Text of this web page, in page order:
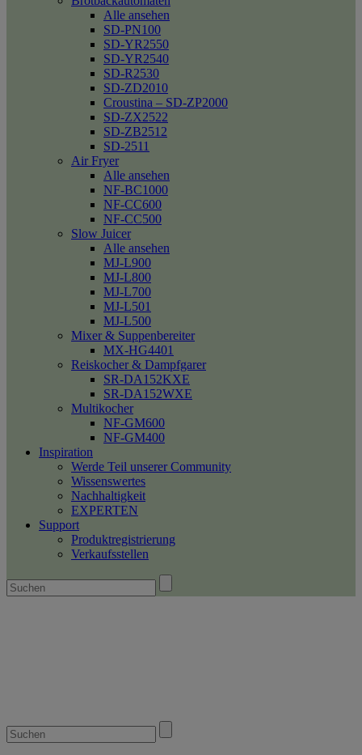
Alle ansehen
SD-PN100
SD-YR2550
SD-YR2540
SD-R2530
SD-ZD2010
Croustina – SD-ZP2000
SD-ZX2522
SD-ZB2512
SD-2511
Air Fryer
Alle ansehen
NF-BC1000
NF-CC600
NF-CC500
Slow Juicer
Alle ansehen
MJ-L900
MJ-L800
MJ-L700
MJ-L501
MJ-L500
Mixer & Suppenbereiter
MX-HG4401
Reiskocher & Dampfgarer
SR-DA152KXE
SR-DA152WXE
Multikocher
NF-GM600
NF-GM400
Inspiration
Werde Teil unserer Community
Wissenswertes
Nachhaltigkeit
EXPERTEN
Support
Produktregistrierung
Verkaufsstellen